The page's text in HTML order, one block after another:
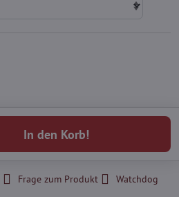
In den Korb!
Frage zum Produkt
Watchdog